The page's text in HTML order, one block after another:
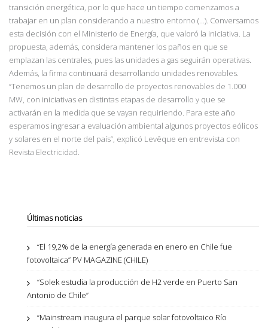
transición energética, por lo que hace un tiempo comenzamos a
trabajar en un plan considerando a nuestro entorno (…). Conversamos
esta decisión con el Ministerio de Energía, que valoró la iniciativa. La
propuesta, además, considera mantener los paños en que se
emplazan las centrales, pues las unidades a gas seguirán operativas.
Además, la firma continuará desarrollando unidades renovables.
“Tenemos un plan de desarrollo de proyectos renovables de 1.000
MW, con iniciativas en distintas etapas de desarrollo y que se
activarán en la medida que se vayan requiriendo. Para este año
esperamos ingresar a evaluación ambiental algunos proyectos eólicos
y solares en el norte del país”, explicó Levêque en entrevista con
Revista Electricidad.
Últimas noticias
“El 19,2% de la energía generada en enero en Chile fue
fotovoltaica” PV MAGAZINE (CHILE)
“Solek estudia la producción de H2 verde en Puerto San
Antonio de Chile”
“Mainstream inaugura el parque solar fotovoltaico Río